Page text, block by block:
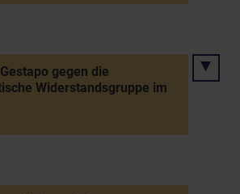
gegen die
Widerstandsgruppe im